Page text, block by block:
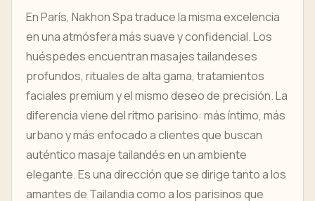
En París, Nakhon Spa traduce la misma excelencia
en una atmósfera más suave y confidencial. Los
huéspedes encuentran masajes tailandeses
profundos, rituales de alta gama, tratamientos
faciales premium y el mismo deseo de precisión. La
diferencia viene del ritmo parisino: más íntimo, más
urbano y más enfocado a clientes que buscan
auténtico masaje tailandés en un ambiente
elegante. Es una dirección que se dirige tanto a los
amantes de Tailandia como a los parisinos que